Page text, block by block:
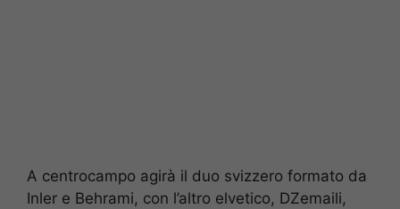
A centrocampo agirà il duo svizzero formato da
Inler e Behrami, con l’altro elvetico, DZemaili,